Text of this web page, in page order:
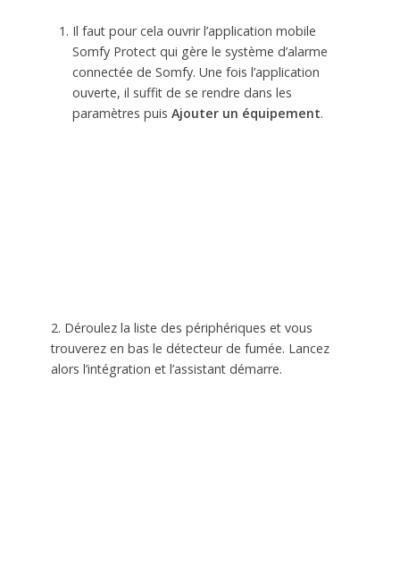
Il faut pour cela ouvrir l’application mobile
Somfy Protect qui gère le système d’alarme
connectée de Somfy. Une fois l’application
ouverte, il suffit de se rendre dans les
paramètres puis Ajouter un équipement.
2. Déroulez la liste des périphériques et vous
trouverez en bas le détecteur de fumée. Lancez
alors l’intégration et l’assistant démarre.